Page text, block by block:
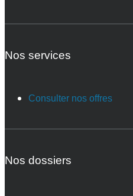
Nos services
Consulter nos offres
Nos dossiers